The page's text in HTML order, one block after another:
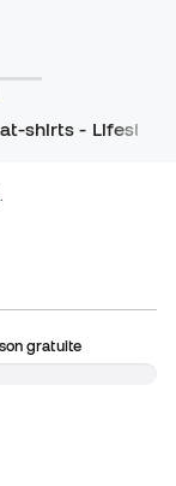
shirts - Lifestyle
gratuite